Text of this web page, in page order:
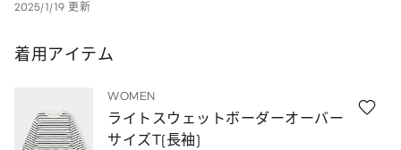
2025/1/19 更新
着用アイテム
WOMEN
ライトスウェットボーダーオーバー
サイズT(長袖)